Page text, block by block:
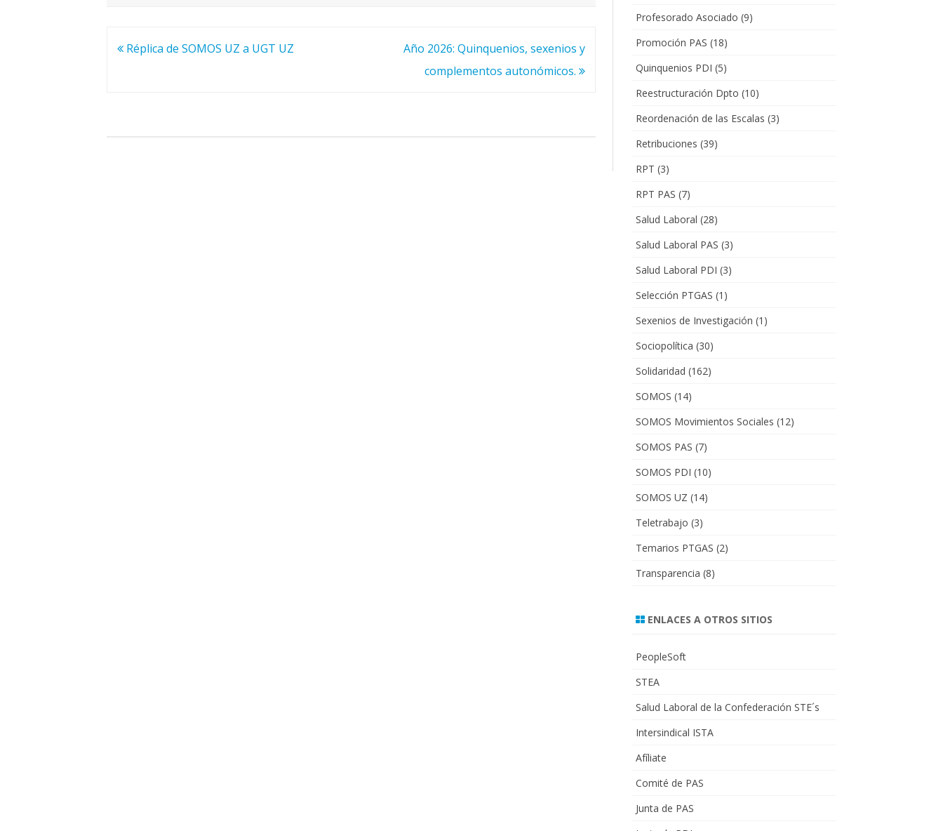
Navegación
Réplica de SOMOS UZ a UGT UZ
Año 2026: Quinquenios, sexenios y
complementos autonómicos.
Profesorado Asociado (9)
Promoción PAS (18)
Quinquenios PDI (5)
Reestructuración Dpto (10)
Reordenación de las Escalas (3)
Retribuciones (39)
RPT (3)
RPT PAS (7)
Salud Laboral (28)
Salud Laboral PAS (3)
Salud Laboral PDI (3)
Selección PTGAS (1)
Sexenios de Investigación (1)
Sociopolítica (30)
Solidaridad (162)
SOMOS (14)
SOMOS Movimientos Sociales (12)
SOMOS PAS (7)
SOMOS PDI (10)
SOMOS UZ (14)
Teletrabajo (3)
Temarios PTGAS (2)
Transparencia (8)
ENLACES A OTROS SITIOS
PeopleSoft
STEA
Salud Laboral de la Confederación STE´s
Intersindical ISTA
Afíliate
Comité de PAS
Junta de PAS